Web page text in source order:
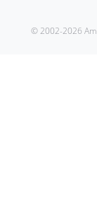
© 2002-2026